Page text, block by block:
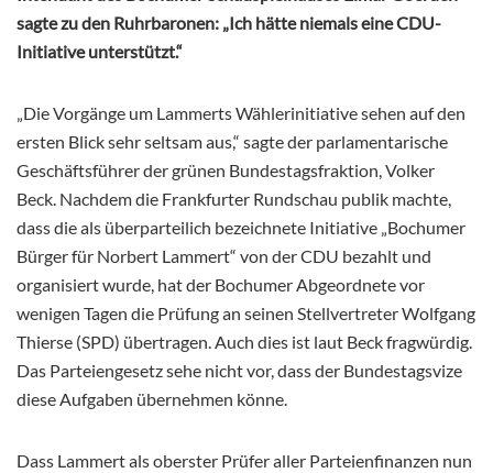
sagte zu den Ruhrbaronen: „Ich hätte niemals eine CDU-
Initiative unterstützt.“
„Die Vorgänge um Lammerts Wählerinitiative sehen auf den
ersten Blick sehr seltsam aus,“ sagte der parlamentarische
Geschäftsführer der grünen Bundestagsfraktion, Volker
Beck. Nachdem die Frankfurter Rundschau publik machte,
dass die als überparteilich bezeichnete Initiative „Bochumer
Bürger für Norbert Lammert“ von der CDU bezahlt und
organisiert wurde, hat der Bochumer Abgeordnete vor
wenigen Tagen die Prüfung an seinen Stellvertreter Wolfgang
Thierse (SPD) übertragen. Auch dies ist laut Beck fragwürdig.
Das Parteiengesetz sehe nicht vor, dass der Bundestagsvize
diese Aufgaben übernehmen könne.
Dass Lammert als oberster Prüfer aller Parteienfinanzen nun